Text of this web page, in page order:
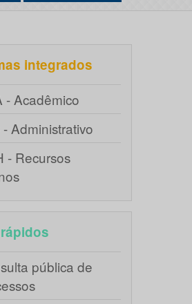
integrados
- Acadêmico
- Administrativo
- Recursos
pública de